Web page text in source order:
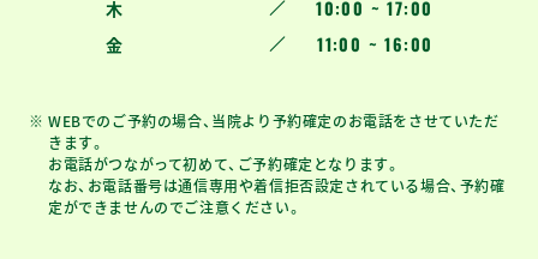
木 10:00 ~ 17:00
金 11:00 ~ 16:00
WEBでのご予約の場合、当院より予約確定のお電話をさせていただ
きます。
お電話がつながって初めて、ご予約確定となります。
なお、お電話番号は通信専用や着信拒否設定されている場合、予約確
定ができませんのでご注意ください。